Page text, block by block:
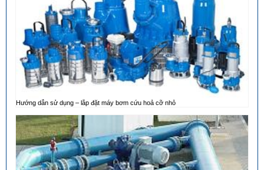
Hướng dẫn sử dụng – lắp đặt máy bơm cứu hoả cỡ nhỏ